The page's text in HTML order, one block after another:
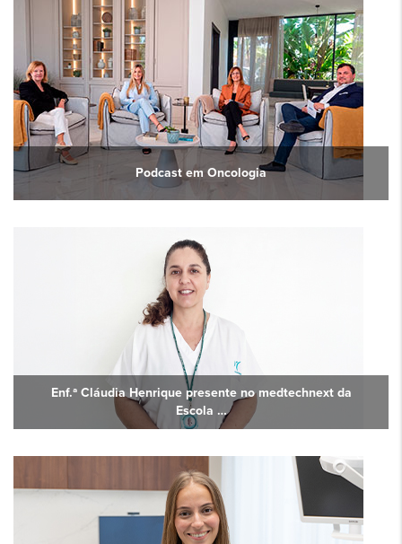
Podcast em Oncologia
Enf.ª Cláudia Henrique presente no medtechnext da
Escola …